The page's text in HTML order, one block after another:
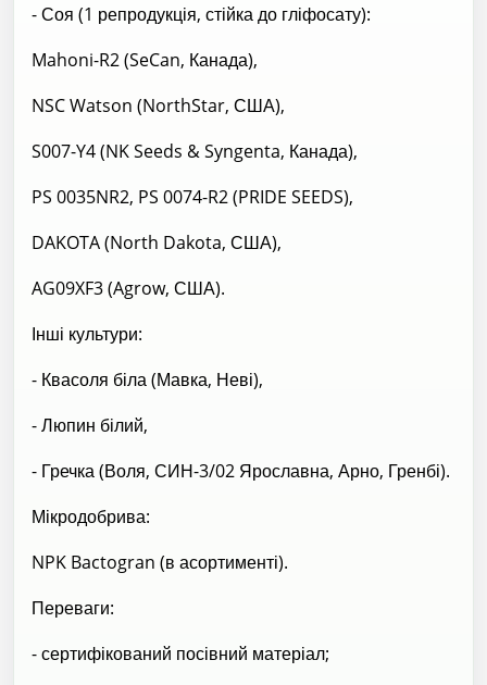
- Соя (1 репродукція, стійка до гліфосату):
Mahoni-R2 (SeCan, Канада),
NSC Watson (NorthStar, США),
S007-Y4 (NK Seeds & Syngenta, Канада),
PS 0035NR2, PS 0074-R2 (PRIDE SEEDS),
DAKOTA (North Dakota, США),
AG09XF3 (Agrow, США).
Інші культури:
- Квасоля біла (Мавка, Неві),
- Люпин білий,
- Гречка (Воля, СИН-3/02 Ярославна, Арно, Гренбі).
Мікродобрива:
NPK Bactogran (в асортименті).
Переваги:
- сертифікований посівний матеріал;